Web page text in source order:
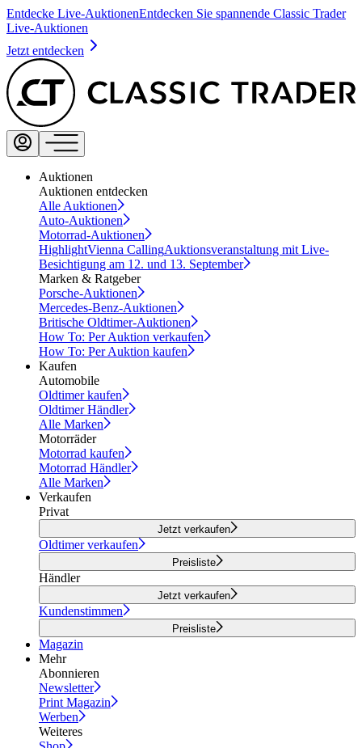
Entdecke Live-AuktionenEntdecken Sie spannende Classic Trader
Live-Auktionen
Jetzt entdecken
Auktionen
Auktionen entdecken
Alle Auktionen
Auto-Auktionen
Motorrad-Auktionen
HighlightVienna CallingAuktionsveranstaltung mit Live-
Besichtigung am 12. und 13. September
Marken & Ratgeber
Porsche-Auktionen
Mercedes-Benz-Auktionen
Britische Oldtimer-Auktionen
How To: Per Auktion verkaufen
How To: Per Auktion kaufen
Kaufen
Automobile
Oldtimer kaufen
Oldtimer Händler
Alle Marken
Motorräder
Motorrad kaufen
Motorrad Händler
Alle Marken
Verkaufen
Privat
Jetzt verkaufen
Oldtimer verkaufen
Preisliste
Händler
Jetzt verkaufen
Kundenstimmen
Preisliste
Magazin
Mehr
Abonnieren
Newsletter
Print Magazin
Werben
Weiteres